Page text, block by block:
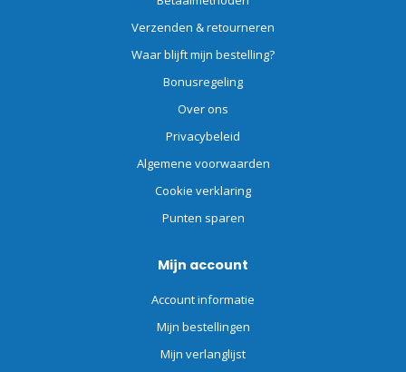
Verzenden & retourneren
Waar blijft mijn bestelling?
Bonusregeling
Over ons
Privacybeleid
Algemene voorwaarden
Cookie verklaring
Punten sparen
Mijn account
Account informatie
Mijn bestellingen
Mijn verlanglijst